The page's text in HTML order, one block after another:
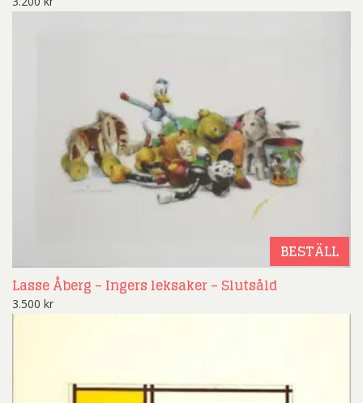
BESTÄLL
Lasse Åberg – Ingers leksaker – Slutsåld
3.500 kr